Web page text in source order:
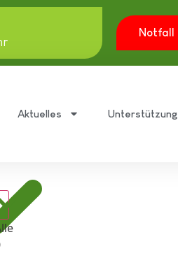
Notfall
Aktuelles Unterstützung